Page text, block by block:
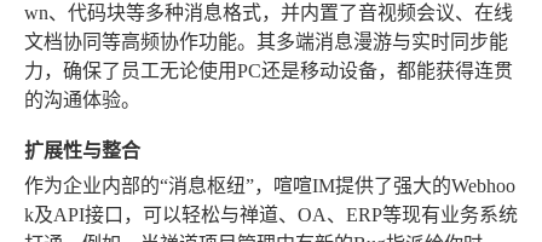
wn、代码块等多种消息格式，并内置了音视频会议、在线
文档协同等高频协作功能。其多端消息漫游与实时同步能
力，确保了员工无论使用PC还是移动设备，都能获得连贯
的沟通体验。
扩展性与整合
作为企业内部的“消息枢纽”，喧喧IM提供了强大的Webhoo
k及API接口，可以轻松与禅道、OA、ERP等现有业务系统